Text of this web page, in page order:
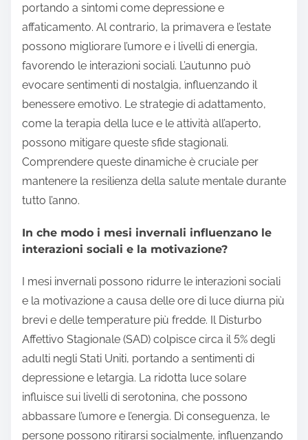
portando a sintomi come depressione e
affaticamento. Al contrario, la primavera e l’estate
possono migliorare l’umore e i livelli di energia,
favorendo le interazioni sociali. L’autunno può
evocare sentimenti di nostalgia, influenzando il
benessere emotivo. Le strategie di adattamento,
come la terapia della luce e le attività all’aperto,
possono mitigare queste sfide stagionali.
Comprendere queste dinamiche è cruciale per
mantenere la resilienza della salute mentale durante
tutto l’anno.
In che modo i mesi invernali influenzano le
interazioni sociali e la motivazione?
I mesi invernali possono ridurre le interazioni sociali
e la motivazione a causa delle ore di luce diurna più
brevi e delle temperature più fredde. Il Disturbo
Affettivo Stagionale (SAD) colpisce circa il 5% degli
adulti negli Stati Uniti, portando a sentimenti di
depressione e letargia. La ridotta luce solare
influisce sui livelli di serotonina, che possono
abbassare l’umore e l’energia. Di conseguenza, le
persone possono ritirarsi socialmente, influenzando